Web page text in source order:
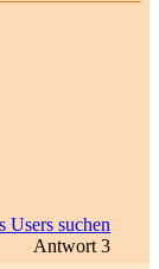
Antwort 3